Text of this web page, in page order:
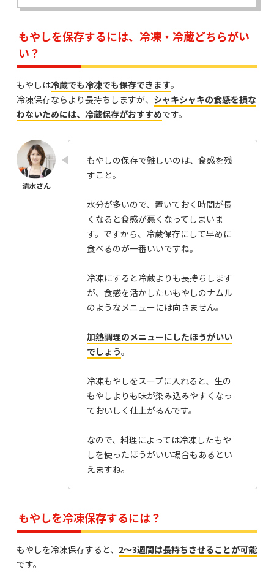
もやしを保存するには、冷凍・冷蔵どちらがい
い？
もやしは冷蔵でも冷凍でも保存できます。
冷凍保存ならより長持ちしますが、 シャキシャキの食感を損な
わないためには、冷蔵保存がおすすめです。
もやしの保存で難しいのは、食感を残
すこと。
水分が多いので、置いておく時間が長
くなると食感が悪くなってしまいま
す。ですから、冷蔵保存にして早めに
食べるのが一番いいですね。
冷凍にすると冷蔵よりも長持ちします
が、食感を活かしたいもやしのナムル
のようなメニューには向きません。
加熱調理のメニューにしたほうがいい
でしょう。
冷凍もやしをスープに入れると、生の
もやしよりも味が染み込みやすくなっ
ておいしく仕上がるんです。
なので、料理によっては冷凍したもや
しを使ったほうがいい場合もあるとい
えますね。
もやしを冷凍保存するには？
もやしを冷凍保存すると、 2～3週間は長持ちさせることが可能
です。